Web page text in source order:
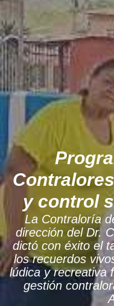
y control
La Contraloría
dirección del Dr.
dictó con éxito el
los recuerdos
lúdica y recreativa
gestión